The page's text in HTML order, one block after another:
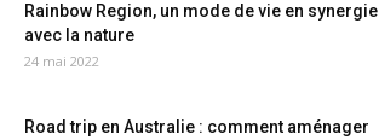
Rainbow Region, un mode de vie en synergie
avec la nature
24 mai 2022
Road trip en Australie : comment aménager